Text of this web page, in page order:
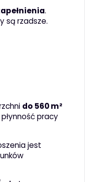
.
są rzadsze.
do 560 m²
pracy
jest